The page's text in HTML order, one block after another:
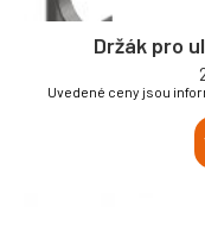
Držák pro
Uvedené ceny jsou